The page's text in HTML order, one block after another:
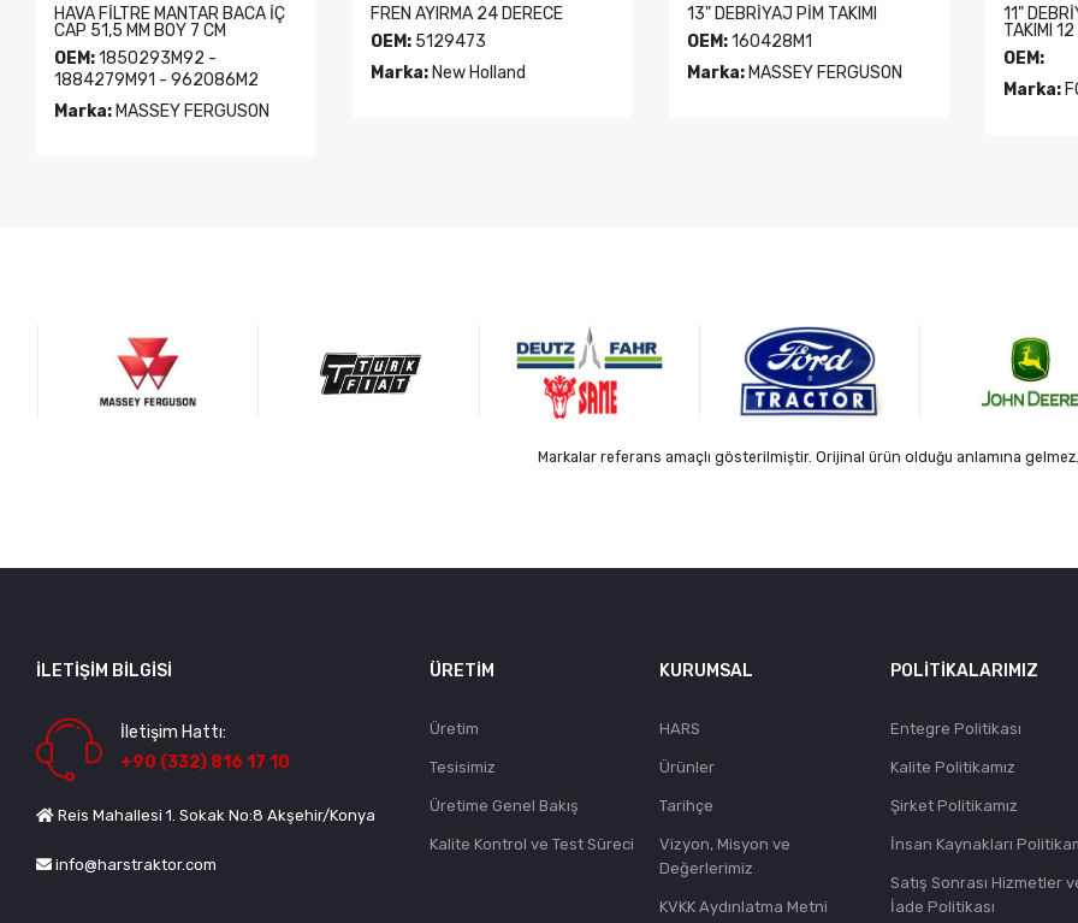
HAVA FİLTRE MANTAR BACA İÇ
CAP 51,5 MM BOY 7 CM
OEM:1850293M92 -
1884279M91 - 962086M2
Marka: MASSEY FERGUSON
FREN AYIRMA 24 DERECE
OEM:5129473
Marka:New Holland
13" DEBRİYAJ PİM TAKIMI
OEM:160428M1
Marka:MASSEY FERGUSON
11"
TAKIMI 12
OEM:
Marka:
Markalar referans amaçlı gösterilmiştir. Orijinal ürün olduğu anlamına gelmez.
İLETIŞIM BILGISI
İletişim Hattı:
+90 (332) 816 17 10
Reis Mahallesi 1. Sokak No:8 Akşehir/Konya
info@harstraktor.com
ÜRETIM
Üretim
Tesisimiz
Üretime Genel Bakış
Kalite Kontrol ve Test Süreci
KURUMSAL
HARS
Ürünler
Tarihçe
Vizyon, Misyon ve
Değerlerimiz
KVKK Aydınlatma Metni
POLITIKALARIMIZ
Entegre Politikası
Kalite Politikamız
Şirket Politikamız
İnsan Kaynakları
Satış Sonrası Hizmetler
İade Politikası